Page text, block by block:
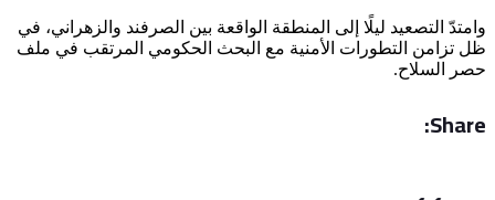
وامتدّ التصعيد ليلًا إلى المنطقة الواقعة بين الصرفند والزهراني، في
ظل تزامن التطورات الأمنية مع البحث الحكومي المرتقب في ملف
حصر السلاح.
Share: